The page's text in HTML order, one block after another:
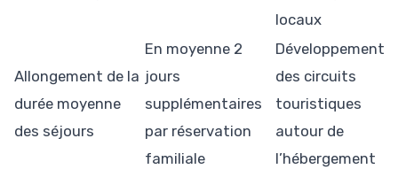
locaux
Allongement de la
durée moyenne
des séjours
En moyenne 2
jours
supplémentaires
par réservation
familiale
Développement
des circuits
touristiques
autour de
l’hébergement